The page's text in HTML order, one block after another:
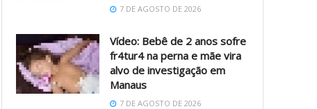
7 DE AGOSTO DE 2026
Vídeo: Bebê de 2 anos sofre
fr4tur4 na perna e mãe vira
alvo de investigação em
Manaus
7 DE AGOSTO DE 2026